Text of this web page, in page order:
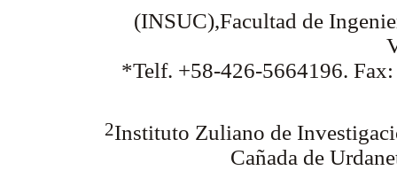
(INSUC),Facultad de
*Telf. +58-426-5664196.
2Instituto Zuliano de
Cañada de